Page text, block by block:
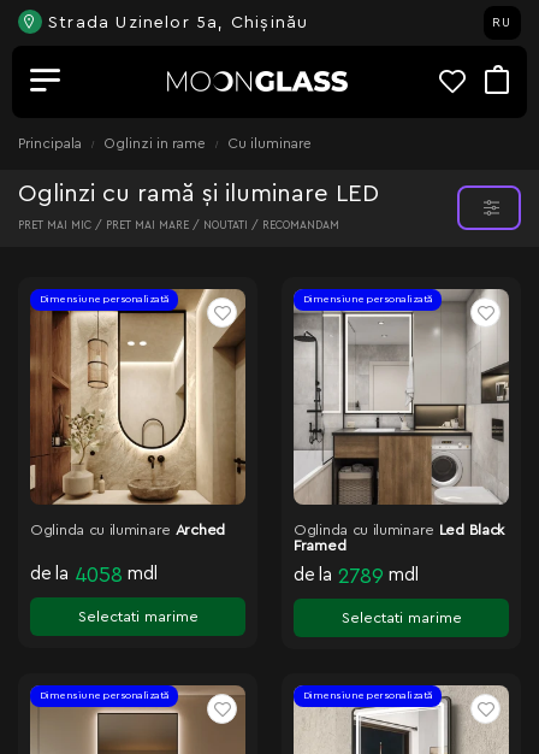
Strada Uzinelor 5a, Chișinău RU
Principala Oglinzi in rame Cu iluminare
Oglinzi cu ramă și iluminare LED
PRET MAI MIC / PRET MAI MARE / NOUTATI / RECOMANDAM
Dimensiune personalizată
Oglinda cu iluminare Arched
de la 4058 mdl
Selectati marime
Dimensiune personalizată
Oglinda cu iluminare Led Black
Framed
de la 2789 mdl
Selectati marime
Dimensiune personalizată Dimensiune personalizată